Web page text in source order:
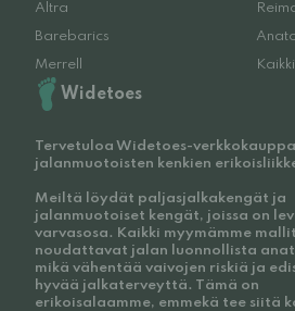
Altra
Barebarics
Merrell
Widetoes
Tervetuloa Widetoes-
jalanmuotoisten kenkien
Meiltä löydät paljasjalkakengät ja
jalanmuotoiset kengät, joissa on
varvasosa. Kaikki myymämme mallit
noudattavat jalan luonnollista
mikä vähentää vaivojen riskiä ja
hyvää jalkaterveyttä. Tämä on
erikoisalaamme, emmekä tee siitä